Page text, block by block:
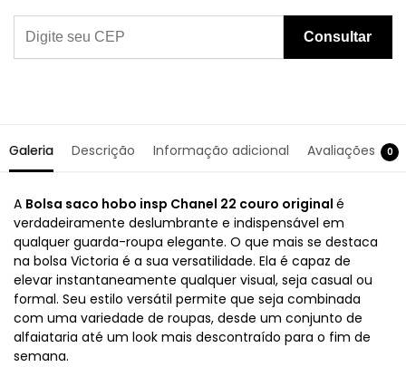
Consultar
Galeria Descrição Informação adicional Avaliações 0
A Bolsa saco hobo insp Chanel 22 couro original é
verdadeiramente deslumbrante e indispensável em
qualquer guarda-roupa elegante. O que mais se destaca
na bolsa Victoria é a sua versatilidade. Ela é capaz de
elevar instantaneamente qualquer visual, seja casual ou
formal. Seu estilo versátil permite que seja combinada
com uma variedade de roupas, desde um conjunto de
alfaiataria até um look mais descontraído para o fim de
semana.